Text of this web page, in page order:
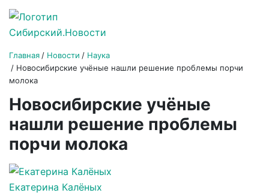
Главная Новости
Наука
Новосибирские учёные нашли решение проблемы порчи
молока
Новосибирские учёные
нашли решение проблемы
порчи молока
Екатерина Калёных